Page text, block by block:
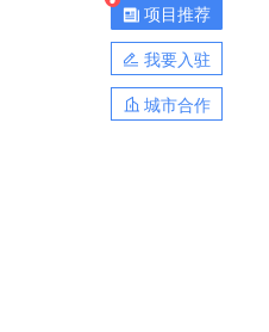
项目推荐
我要入驻
城市合作